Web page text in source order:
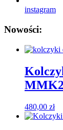
instagram
Nowości:
480,00 zł